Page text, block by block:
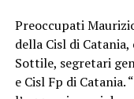
Preoccupati
della Cisl di
Sottile, segretari
e Cisl Fp di Catania.